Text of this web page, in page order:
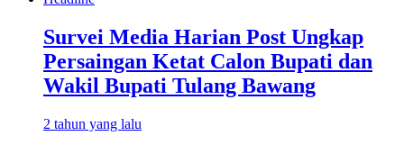
Survei Media Harian Post Ungkap
Persaingan Ketat Calon Bupati dan
Wakil Bupati Tulang Bawang
2 tahun yang lalu